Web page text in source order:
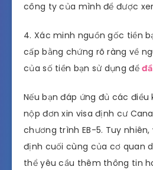
công ty của mình để được
4. Xác minh nguồn gốc tiền
cấp bằng chứng rõ ràng về
của số tiền bạn sử dụng để
Nếu bạn đáp ứng đủ các
nộp đơn xin visa định cư
chương trình EB-5. Tuy
định cuối cùng của cơ quan
thể yêu cầu thêm thông tin